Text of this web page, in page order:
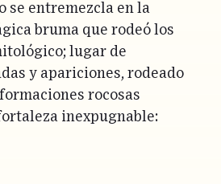
se entremezcla en la
bruma que rodeó los
lugar de
y apariciones, rodeado
rocosas
inexpugnable: